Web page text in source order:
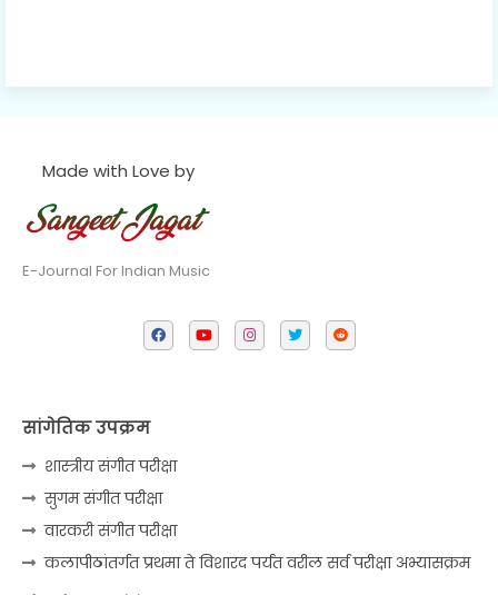
Made with Love by
E-Journal For Indian Music
सांगेतिक उपक्रम
शास्त्रीय संगीत परीक्षा
सुगम संगीत परीक्षा
वारकरी संगीत परीक्षा
कलापीठांतर्गत प्रथमा ते विशारद पर्यंत वरील सर्व परीक्षा अभ्यासक्रम